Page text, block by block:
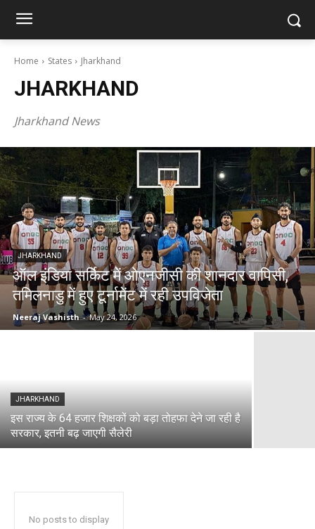
Home States Jharkhand
JHARKHAND
Jharkhand News
JHARKHAND
ऑल इंडिया सर्किट में ओएनजीसी की शानदार वापिसी,
तमिलनाडु में हुए टूर्नामेंट में रही उपविजेता
Neeraj Vashisth - May 24, 2026
JHARKHAND
इस राज्य के 64 हजार शिक्षकों को बड़ा तोहफा देने जा रही है
सरकार, इतनी बढ़ जाएगी सैलेरी
No posts to display